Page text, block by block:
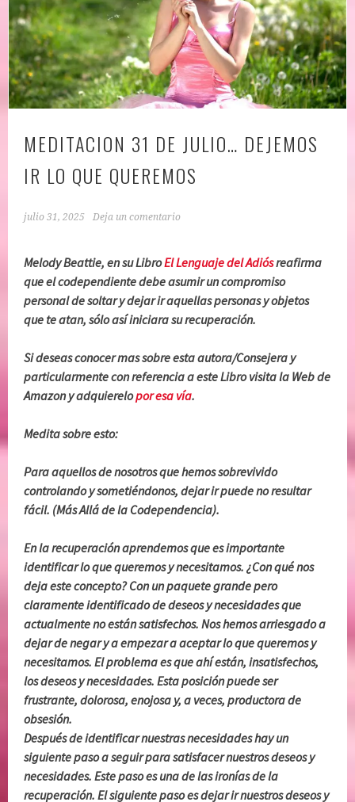
MEDITACION 31 DE JULIO… DEJEMOS
IR LO QUE QUEREMOS
julio 31, 2025 Deja un comentario
Melody Beattie, en su LibroEl Lenguaje del Adiósreafirma
que el codependiente debe asumir un compromiso
personal de soltar y dejar ir aquellas personas y objetos
que te atan, sólo así iniciara su recuperación.
Si deseas conocer mas sobre esta autora/Consejera y
particularmente con referencia a este Libro visita la Web de
Amazon y adquierelopor esa vía.
Medita sobre esto:
Para aquellos de nosotros que hemos sobrevivido
controlando y sometiéndonos, dejar ir puede no resultar
fácil. (Más Allá de la Codependencia).
En la recuperación aprendemos que es importante
identificar lo que queremos y necesitamos. ¿Con qué nos
deja este concepto? Con un paquete grande pero
claramente identificado de deseos y necesidades que
actualmente no están satisfechos. Nos hemos arriesgado a
dejar de negar y a empezar a aceptar lo que queremos y
necesitamos. El problema es que ahí están, insatisfechos,
los deseos y necesidades. Esta posición puede ser
frustrante, dolorosa, enojosa y, a veces, productora de
obsesión.
Después de identificar nuestras necesidades hay un
siguiente paso a seguir para satisfacer nuestros deseos y
necesidades. Este paso es una de las ironías de la
recuperación. El siguiente paso es dejar ir nuestros deseos y